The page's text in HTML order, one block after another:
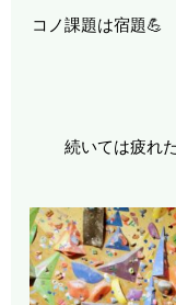
コノ課題は宿題
続いては疲れ